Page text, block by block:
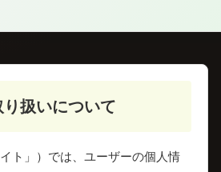
扱いについて
ト」）では、ユーザーの個人情